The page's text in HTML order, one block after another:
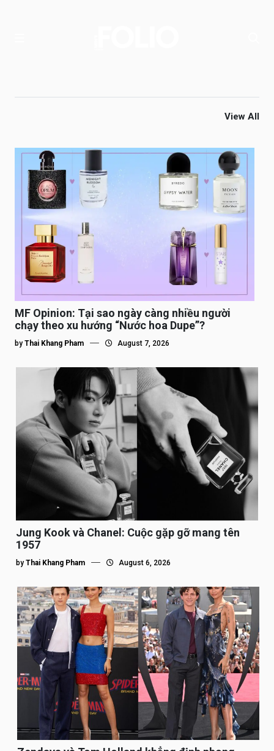
View All
MF Opinion: Tại sao ngày càng nhiều người
chạy theo xu hướng “Nước hoa Dupe”?
by Thai Khang Pham August 7, 2026
Jung Kook và Chanel: Cuộc gặp gỡ mang tên
1957
by Thai Khang Pham August 6, 2026